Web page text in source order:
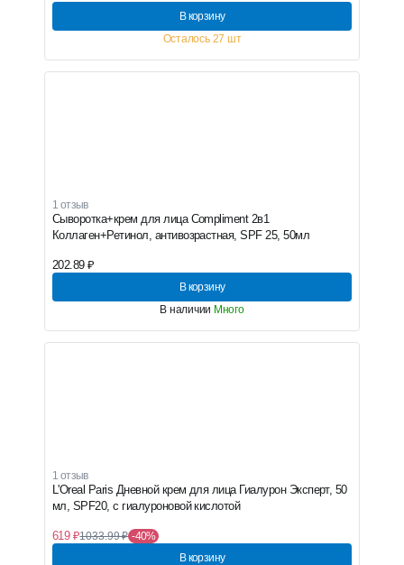
В корзину
Осталось 27 шт
1 отзыв
Сыворотка+крем для лица Compliment 2в1
Коллаген+Ретинол, антивозрастная, SPF 25, 50мл
202.89 ₽
В корзину
В наличии Много
1 отзыв
L'Oreal Paris Дневной крем для лица Гиалурон Эксперт, 50
мл, SPF20, с гиалуроновой кислотой
619 ₽1033.99 ₽ -40%
В корзину